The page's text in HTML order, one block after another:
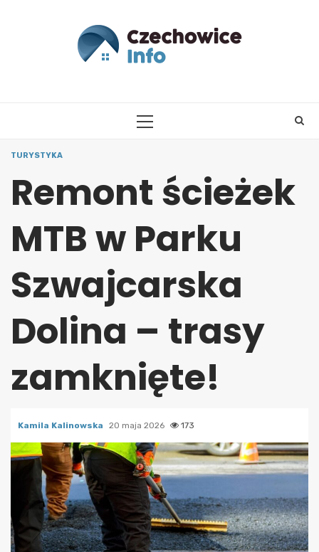
PRIMARY
TURYSTYKA
Remont ścieżek
MTB w Parku
Szwajcarska
Dolina – trasy
zamknięte!
Kamila Kalinowska 20 maja 2026 173